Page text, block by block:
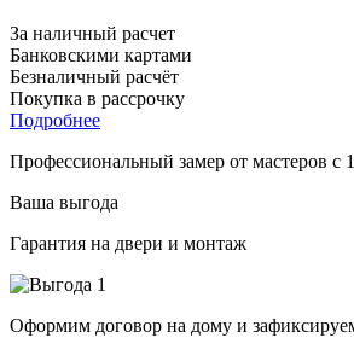
За наличный расчет
Банковскими картами
Безналичный расчёт
Покупка в рассрочку
Подробнее
Профессиональный замер от мастеров с
Ваша выгода
Гарантия на двери и монтаж
Оформим договор на дому и